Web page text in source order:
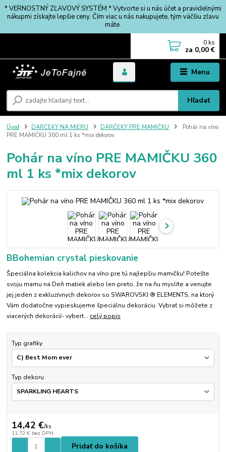
* VERNOSTNÝ ZĽAVOVÝ SYSTÉM * Vytvorte si u nás účet a pravidelnými
nákupmi získajte lepšie ceny. Čím viac u nás nakupujete, tým väčšiu zľavu
máte.
Menu
Hľadať
0 ks
za 0,00 €
Úvod DARČEKY NA MIERU DARČEKY PRE MAMIČKU
Pohár na víno
PRE MAMIČKU 360 ml 1 ks *mix dekorov
Pohár na víno PRE MAMIČKU 360
ml 1 ks *mix dekorov
BBohemian crystal pieskovanie
Špeciálna kolekcia kalichov na víno pre tú najlepšiu mamičku! Potešte
svoju mamu na Deň matiek alebo len preto, že na ňu myslíte a venujte
jej jeden z exkluzívnych dekorov so SWAROVSKI ® ELEMENTS, na ktorý
Vám dodatočne vypieskujeme špeciálnu dekoráciu. Vybrať si môžete z
viacerých dekorácií- vybert... celý popis
Typ grafiky
Typ dekoru
14,42 €/ks
11,72 € bez DPH
Pridať do košíka